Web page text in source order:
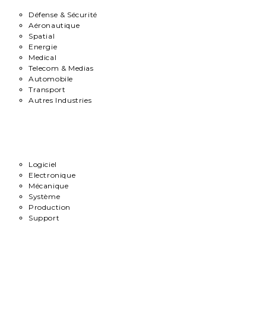
Défense & Sécurité
Aéronautique
Spatial
Energie
Medical
Telecom & Medias
Automobile
Transport
Autres Industries
Logiciel
Electronique
Mécanique
Système
Production
Support